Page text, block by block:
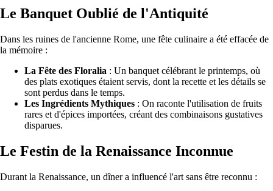
Le Banquet Oublié de l'Antiquité
Dans les ruines de l'ancienne Rome, une fête culinaire a été effacée de
la mémoire :
La Fête des Floralia : Un banquet célébrant le printemps, où
des plats exotiques étaient servis, dont la recette et les détails se
sont perdus dans le temps.
Les Ingrédients Mythiques : On raconte l'utilisation de fruits
rares et d'épices importées, créant des combinaisons gustatives
disparues.
Le Festin de la Renaissance Inconnue
Durant la Renaissance, un dîner a influencé l'art sans être reconnu :